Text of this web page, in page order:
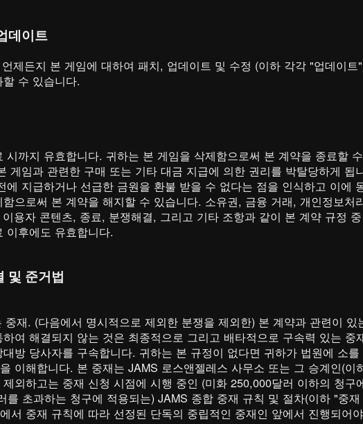
데이트
제든지 본 게임에 대하여 패치, 업데이트 및 수정 (이하 각각 "업데이
수 있습니다.
시까지 유효합니다. 귀하는 본 게임을 삭제함으로써 본 계약을 종료할
게임과 관련한 구매 또는 기타 대금 지급에 의한 권리를 박탈당하게
에 지급하거나 선급한 금원을 환불 받을 수 없다는 점을 인식하고 이에
으로써 본 계약을 해지할 수 있습니다. 소유권, 금융 거래, 개인정보
용자 콘텐츠, 종료, 분쟁해결, 그리고 기타 조항과 같이 본 계약 규정
이후에도 유효합니다.
및 준거법
중재. (다음에서 명시적으로 제외한 분쟁을 제외한) 본 계약과 관련이
여 해결되지 않는 것은 최종적으로 그리고 배타적으로 구속력 있는
방 당사자를 구속합니다. 귀하는 본 규정이 없다면 귀하가 법원에 소
이해합니다. 본 중재는 JAMS 로스앤젤레스 사무소 또는 그 승계인(
외하고는 중재 신청 시점에 시행 중인 (미화 250,000달러 이하의 청
를 초과하는 청구에 적용되는) JAMS 종합 중재 규칙 및 절차(이하 "중
서 중재 규칙에 따라 선정된 단독의 중립적인 중재인 앞에서 진행되어